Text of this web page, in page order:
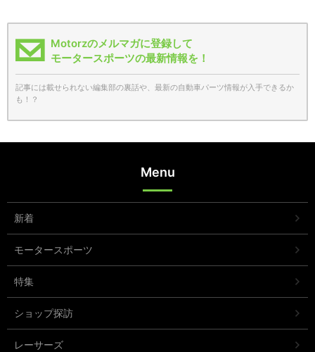
Motorzのメルマガに登録して
モータースポーツの最新情報を！
記事には載せられない編集部の裏話や、最新の自動車パーツ情報が入手できるか
も！？
Menu
新着
モータースポーツ
特集
ショップ探訪
レーサーズ